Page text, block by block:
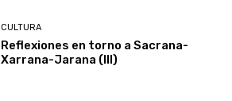
CULTURA
Reflexiones en torno a Sacrana-
Xarrana-Jarana (III)